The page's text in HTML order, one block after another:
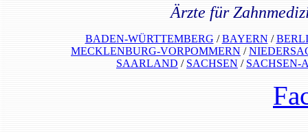
Ärzte für
BADEN-WÜRTTEMBERG /BAYERN/
MECKLENBURG-VORPOMMERN /
SAARLAND / SACHSEN / SACHSEN-